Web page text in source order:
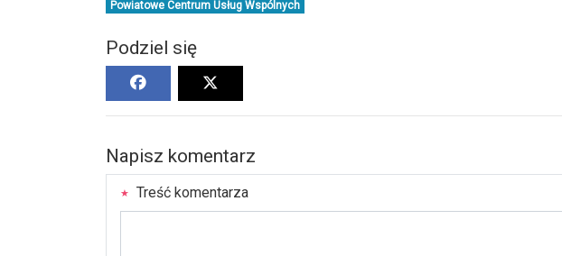
Powiatowe Centrum Usług Wspólnych
Podziel się
Napisz komentarz
Treść komentarza